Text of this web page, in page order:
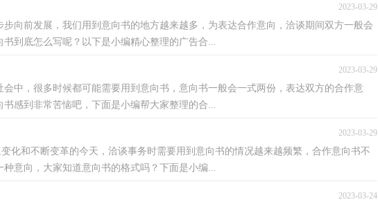
2023-03-29
向前发展，我们用到意向书的地方越来越多，为表达合作意向，洽谈期间双方一般会
到底怎么写呢？以下是小编精心整理的广告合...
2023-03-29
会中，很多时候都可能需要用到意向书，意向书一般会一式两份，表达双方的合作意
感到非常苦恼吧，下面是小编帮大家整理的合...
2023-03-29
化和不断变革的今天，洽谈事务时需要用到意向书的情况越来越频繁，合作意向书不
种意向，大家知道意向书的格式吗？下面是小编...
2023-03-24